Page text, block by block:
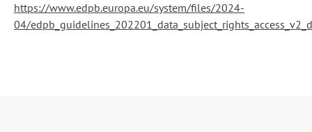
https://www.edpb.europa.eu/system/files/2024-
04/